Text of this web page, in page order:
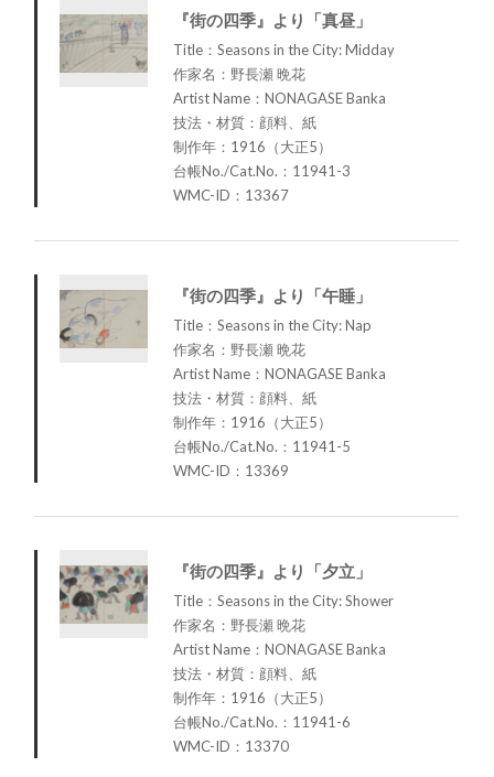
『街の四季』より「真昼」
Title：Seasons in the City: Midday
作家名：野長瀬 晩花
Artist Name：NONAGASE Banka
技法・材質：顔料、紙
制作年：1916（大正5）
台帳No./Cat.No.：11941-3
WMC-ID：13367
『街の四季』より「午睡」
Title：Seasons in the City: Nap
作家名：野長瀬 晩花
Artist Name：NONAGASE Banka
技法・材質：顔料、紙
制作年：1916（大正5）
台帳No./Cat.No.：11941-5
WMC-ID：13369
『街の四季』より「夕立」
Title：Seasons in the City: Shower
作家名：野長瀬 晩花
Artist Name：NONAGASE Banka
技法・材質：顔料、紙
制作年：1916（大正5）
台帳No./Cat.No.：11941-6
WMC-ID：13370